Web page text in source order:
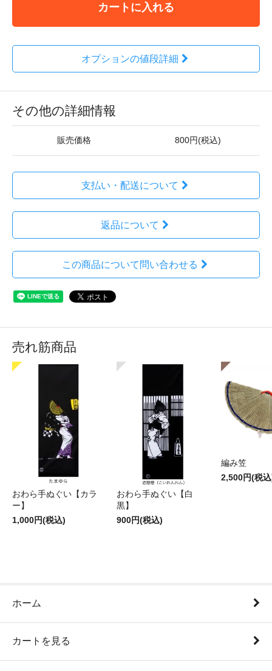
カートに入れる
オプションの値段詳細
その他の詳細情報
販売価格 800円(税込)
支払い・配送について
返品について
この商品について問い合わせる
売れ筋商品
おわら手ぬぐい【カラ
ー】
1,000円(税込)
おわら手ぬぐい【白
黒】
900円(税込)
編み笠
2,500円(税
ホーム
カートを見る